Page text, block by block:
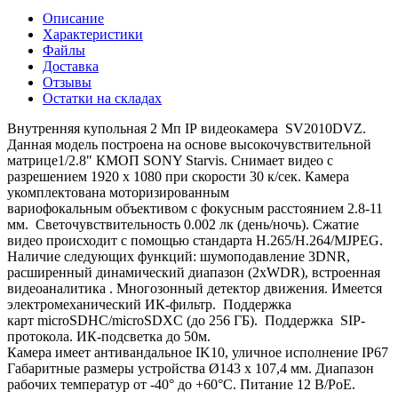
Описание
Характеристики
Файлы
Доставка
Отзывы
Остатки на складах
Внутренняя купольная 2 Мп IP видеокамера SV2010DVZ.
Данная модель построена на основе высокочувствительной
матрице1/2.8" КМОП SONY Starvis. Снимает видео с
разрешением 1920 х 1080 при скорости 30 к/сек. Камера
укомплектована моторизированным
вариофокальным объективом с фокусным расстоянием 2.8-11
мм. Светочувствительность 0.002 лк (день/ночь). Сжатие
видео происходит с помощью стандарта H.265/H.264/MJPEG.
Наличие следующих функций: шумоподавление 3DNR,
расширенный динамический диапазон (2xWDR), встроенная
видеоаналитика . Многозонный детектор движения. Имеется
электромеханический ИК-фильтр. Поддержка
карт microSDHC/microSDXC (до 256 ГБ). Поддержка SIP-
протокола. ИК-подсветка до 50м.
Камера имеет антивандальное IK10, уличное исполнение IP67
Габаритные размеры устройства Ø143 х 107,4 мм. Диапазон
рабочих температур от -40° до +60°С. Питание 12 В/PoE.